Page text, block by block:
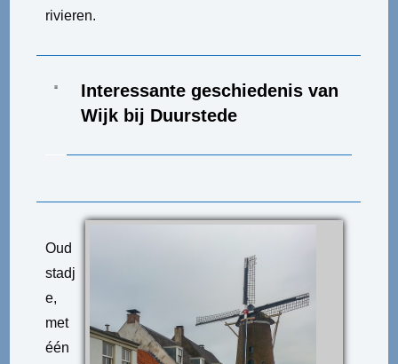
rivieren.
Interessante geschiedenis van
Wijk bij Duurstede
Oud
stadj
e,
met
één